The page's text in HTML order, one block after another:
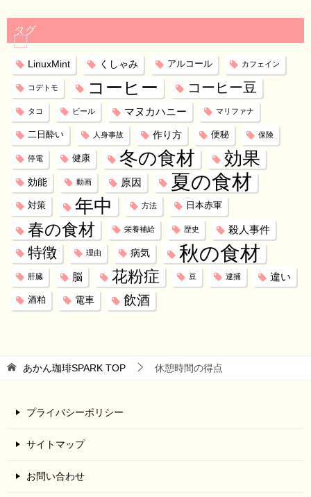
タグ
LinuxMint くしゃみ アルコール カフェイン
コデトモ コーヒー コーヒー豆
タコ ビール マヌカハニー マリファナ
二日酔い 人身事故 作り方 便秘 保険
停電 健康 冬の食材 効果
効能 動画 原因 夏の食材
対策 年中 方法 日本赤軍
春の食材 栄養補給 歴史 殺人事件
特徴 理由 病気 秋の食材
肝臓 脳 花粉症 豆 逮捕 違い
酒粕 電車 飲酒
あかん珈琲SPARK TOP 休憩時間の得点
プライバシーポリシー
サイトマップ
お問い合わせ